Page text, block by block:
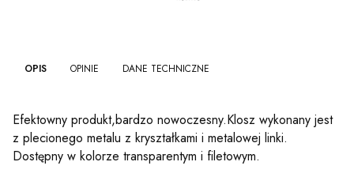
OPIS OPINIE DANE TECHNICZNE
Efektowny produkt,bardzo nowoczesny.Klosz wykonany jest
z plecionego metalu z kryształkami i metalowej linki.
Dostępny w kolorze transparentym i filetowym.